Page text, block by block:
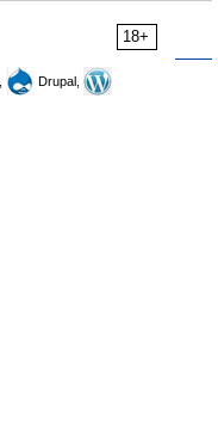
18+
Drupal,